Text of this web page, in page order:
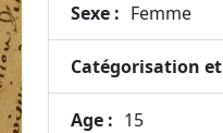
Sexe : Femme
Catégorisation
Age : 15